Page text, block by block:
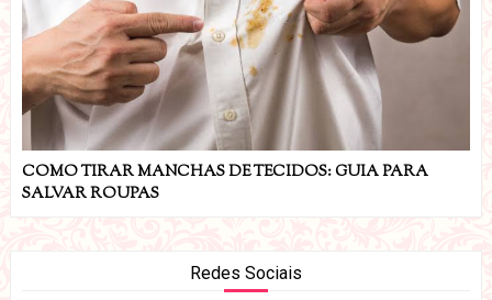
COMO TIRAR MANCHAS DE TECIDOS: GUIA PARA
SALVAR ROUPAS
Redes Sociais